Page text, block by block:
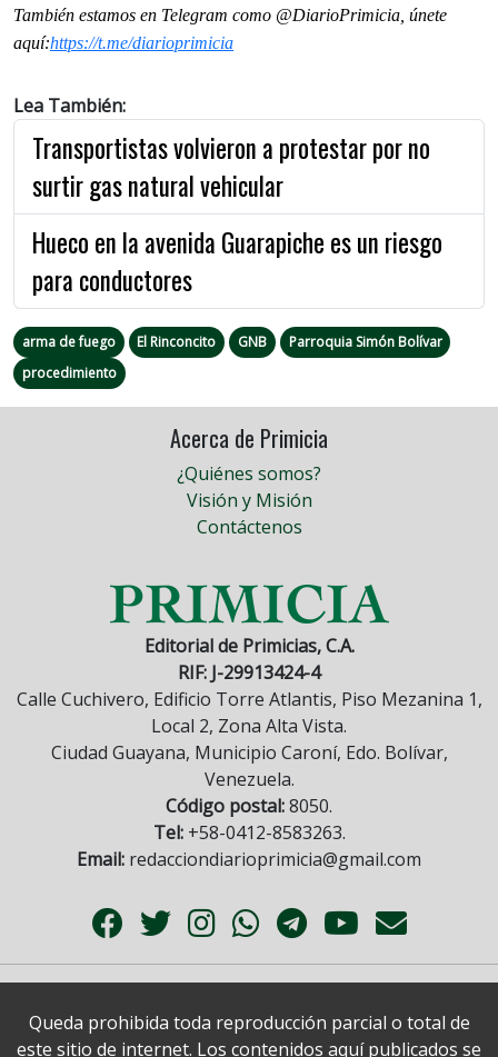
También estamos en Telegram como @DiarioPrimicia, únete
aquí:https://t.me/diarioprimicia
Lea También:
Transportistas volvieron a protestar por no
surtir gas natural vehicular
Hueco en la avenida Guarapiche es un riesgo
para conductores
arma de fuego El Rinconcito GNB
Parroquia Simón Bolívar
procedimiento
Acerca de Primicia
¿Quiénes somos?
Visión y Misión
Contáctenos
Editorial de Primicias, C.A.
RIF: J-29913424-4
Calle Cuchivero, Edificio Torre Atlantis, Piso Mezanina 1,
Local 2, Zona Alta Vista.
Ciudad Guayana, Municipio Caroní, Edo. Bolívar,
Venezuela.
Código postal:8050.
Tel:+58-0412-8583263.
Email: redacciondiarioprimicia@gmail.com
Queda prohibida toda reproducción parcial o total de
este sitio de internet. Los contenidos aquí publicados se